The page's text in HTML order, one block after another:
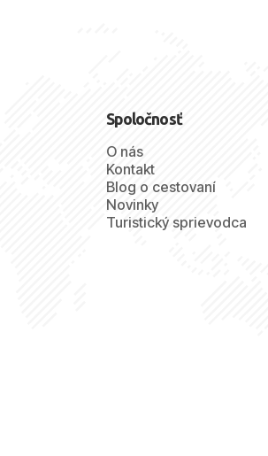
Spoločnosť
O nás
Kontakt
Blog o cestovaní
Novinky
Turistický sprievodca